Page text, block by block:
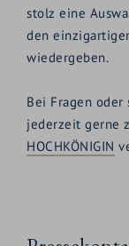
stolz eine
den
wiedergeben.
Bei Fragen
jederzeit gerne
HOCHKÖNIGIN